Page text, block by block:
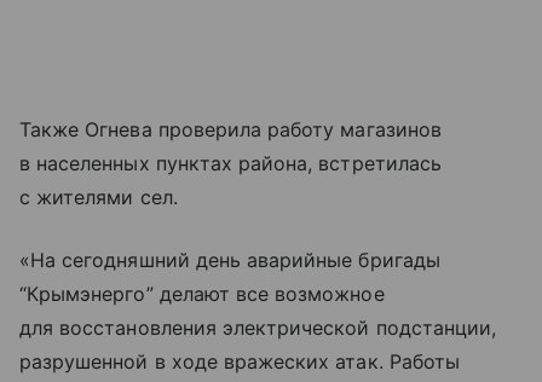
Также Огнева проверила работу магазинов
в населенных пунктах района, встретилась
с жителями сел.
«На сегодняшний день аварийные бригады
“Крымэнерго” делают все возможное
для восстановления электрической подстанции,
разрушенной в ходе вражеских атак. Работы